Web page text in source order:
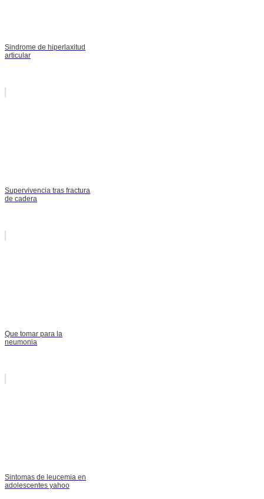
Sindrome de hiperlaxitud
articular
Supervivencia tras fractura
de cadera
Que tomar para la
neumonia
Sintomas de leucemia en
adolescentes yahoo